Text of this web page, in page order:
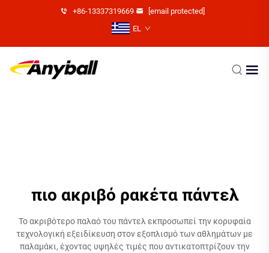
+86-13337319669
[email protected]
EL
πιο ακριβό ρακέτα πάντελ
Το ακριβότερο παλαό του πάντελ εκπροσωπεί την κορυφαία
τεχνολογική εξειδίκευση στον εξοπλισμό των αθλημάτων με
παλαμάκι, έχοντας υψηλές τιμές που αντικατοπτρίζουν την